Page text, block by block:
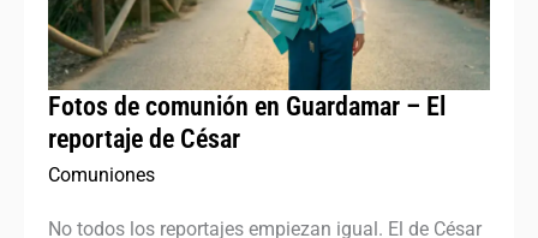
Fotos de comunión en Guardamar – El
reportaje de César
Comuniones
No todos los reportajes empiezan igual. El de César
El
reportaje
de